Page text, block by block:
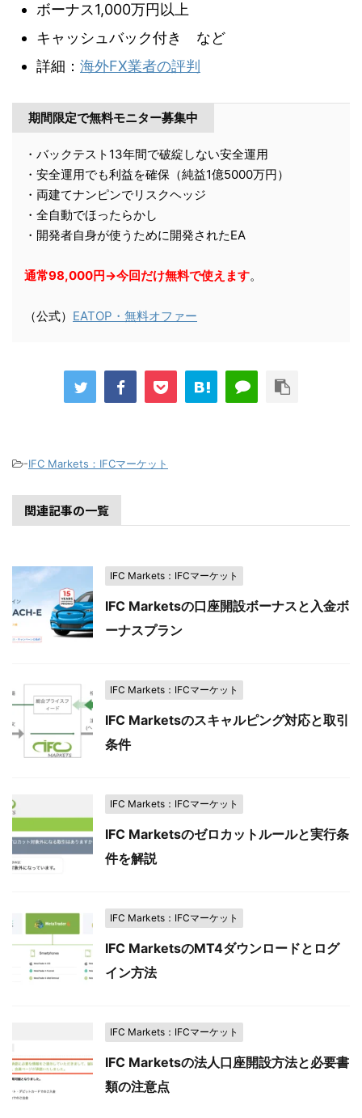
ボーナス1,000万円以上
キャッシュバック付き など
詳細： 海外FX業者の評判
期間限定で無料モニター募集中
・バックテスト13年間で破綻しない安全運用
・安全運用でも利益を確保（純益1億5000万円）
・両建てナンピンでリスクヘッジ
・全自動でほったらかし
・開発者自身が使うために開発されたEA
通常98,000円→今回だけ無料で使えます。
（公式） EATOP・無料オファー
-IFC Markets：IFCマーケット
関連記事の一覧
IFC Markets：IFCマーケット
IFC Marketsの口座開設ボーナスと入金ボ
ーナスプラン
IFC Markets：IFCマーケット
IFC Marketsのスキャルピング対応と取引
条件
IFC Markets：IFCマーケット
IFC Marketsのゼロカットルールと実行条
件を解説
IFC Markets：IFCマーケット
IFC MarketsのMT4ダウンロードとログ
イン方法
IFC Markets：IFCマーケット
IFC Marketsの法人口座開設方法と必要書
類の注意点